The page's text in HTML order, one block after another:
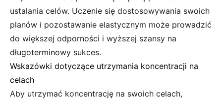
ustalania celów. Uczenie się dostosowywania swoich
planów i pozostawanie elastycznym może prowadzić
do większej odporności i wyższej szansy na
długoterminowy sukces.
Wskazówki dotyczące utrzymania koncentracji na
celach
Aby utrzymać koncentrację na swoich celach,